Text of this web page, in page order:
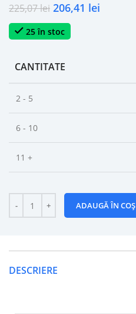
225,07lei 206,41 lei
25 în stoc
CANTITATE
2 - 5
6 - 10
11 +
ADAUGĂ ÎN COȘ
DESCRIERE